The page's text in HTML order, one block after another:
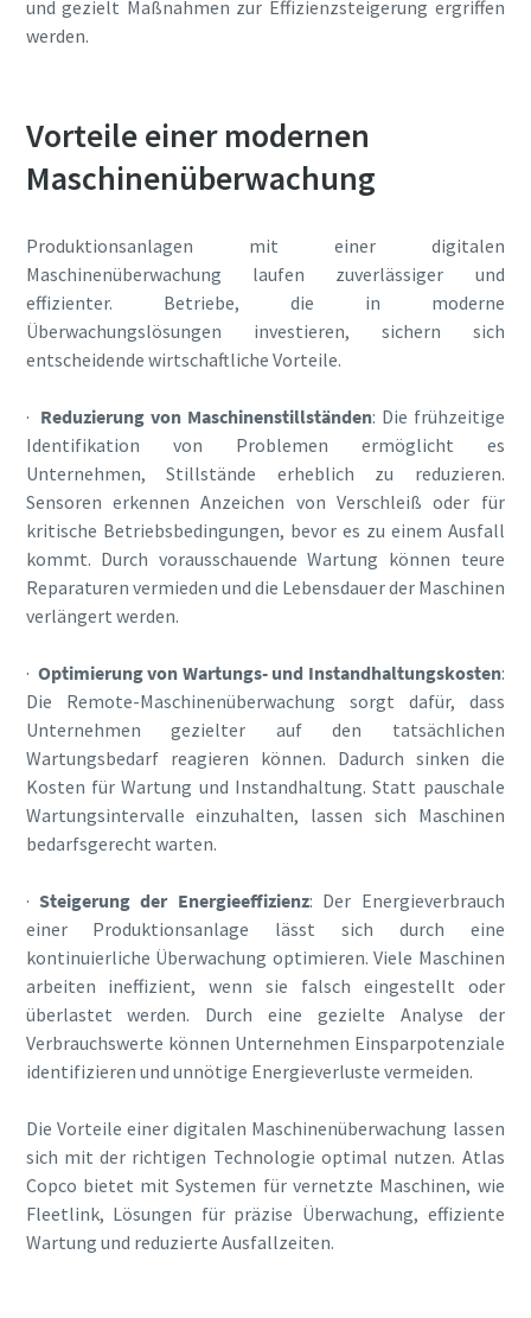
und gezielt Maßnahmen zur Effizienzsteigerung ergriffen
werden.
Vorteile einer modernen
Maschinenüberwachung
Produktionsanlagen mit einer digitalen
Maschinenüberwachung laufen zuverlässiger und
effizienter. Betriebe, die in moderne
Überwachungslösungen investieren, sichern sich
entscheidende wirtschaftliche Vorteile.
· Reduzierung von Maschinenstillständen: Die frühzeitige
Identifikation von Problemen ermöglicht es
Unternehmen, Stillstände erheblich zu reduzieren.
Sensoren erkennen Anzeichen von Verschleiß oder für
kritische Betriebsbedingungen, bevor es zu einem Ausfall
kommt. Durch vorausschauende Wartung können teure
Reparaturen vermieden und die Lebensdauer der Maschinen
verlängert werden.
· Optimierung von Wartungs- und Instandhaltungskosten:
Die Remote-Maschinenüberwachung sorgt dafür, dass
Unternehmen gezielter auf den tatsächlichen
Wartungsbedarf reagieren können. Dadurch sinken die
Kosten für Wartung und Instandhaltung. Statt pauschale
Wartungsintervalle einzuhalten, lassen sich Maschinen
bedarfsgerecht warten.
· Steigerung der Energieeffizienz: Der Energieverbrauch
einer Produktionsanlage lässt sich durch eine
kontinuierliche Überwachung optimieren. Viele Maschinen
arbeiten ineffizient, wenn sie falsch eingestellt oder
überlastet werden. Durch eine gezielte Analyse der
Verbrauchswerte können Unternehmen Einsparpotenziale
identifizieren und unnötige Energieverluste vermeiden.
Die Vorteile einer digitalen Maschinenüberwachung lassen
sich mit der richtigen Technologie optimal nutzen. Atlas
Copco bietet mit Systemen für vernetzte Maschinen, wie
Fleetlink, Lösungen für präzise Überwachung, effiziente
Wartung und reduzierte Ausfallzeiten.